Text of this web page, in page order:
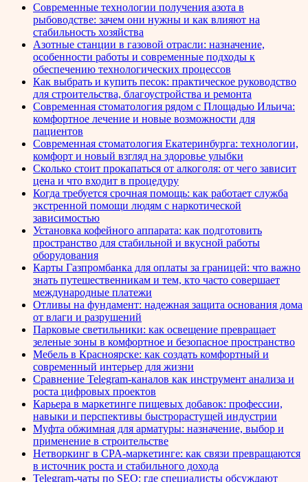
Современные технологии получения азота в
рыбоводстве: зачем они нужны и как влияют на
стабильность хозяйства
Азотные станции в газовой отрасли: назначение,
особенности работы и современные подходы к
обеспечению технологических процессов
Как выбрать и купить песок: практическое руководство
для строительства, благоустройства и ремонта
Современная стоматология рядом с Площадью Ильича:
комфортное лечение и новые возможности для
пациентов
Современная стоматология Екатеринбурга: технологии,
комфорт и новый взгляд на здоровье улыбки
Сколько стоит прокапаться от алкоголя: от чего зависит
цена и что входит в процедуру
Когда требуется срочная помощь: как работает служба
экстренной помощи людям с наркотической
зависимостью
Установка кофейного аппарата: как подготовить
пространство для стабильной и вкусной работы
оборудования
Карты Газпромбанка для оплаты за границей: что важно
знать путешественникам и тем, кто часто совершает
международные платежи
Отливы на фундамент: надежная защита основания дома
от влаги и разрушений
Парковые светильники: как освещение превращает
зеленые зоны в комфортное и безопасное пространство
Мебель в Красноярске: как создать комфортный и
современный интерьер для жизни
Сравнение Telegram-каналов как инструмент анализа и
роста цифровых проектов
Карьера в маркетинге пищевых добавок: профессии,
навыки и перспективы быстрорастущей индустрии
Муфта обжимная для арматуры: назначение, выбор и
применение в строительстве
Нетворкинг в CPA-маркетинге: как связи превращаются
в источник роста и стабильного дохода
Telegram-чаты по SEO: где специалисты обсуждают